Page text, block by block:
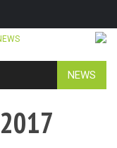
NEWS